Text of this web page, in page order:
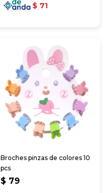
$ 71
Broches pinzas de colores 10
pcs
$ 79